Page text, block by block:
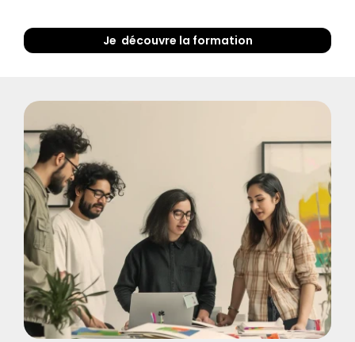
Je  découvre la formation